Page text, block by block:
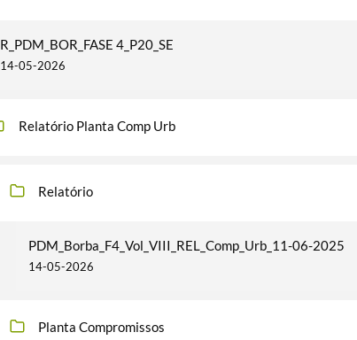
R_PDM_BOR_FASE 4_P20_SE
14-05-2026
Relatório Planta Comp Urb
Relatório
PDM_Borba_F4_Vol_VIII_REL_Comp_Urb_11-06-2025
14-05-2026
Planta Compromissos